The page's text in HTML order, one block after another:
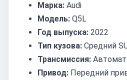
Марка: Audi
Модель: Q5L
Год выпуска: 2022
Тип кузова: Средний
Трансмиссия:
Привод: Передний